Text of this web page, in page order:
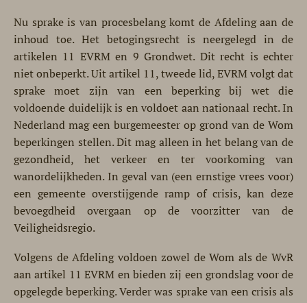
Nu sprake is van procesbelang komt de Afdeling aan de
inhoud toe. Het betogingsrecht is neergelegd in de
artikelen 11 EVRM en 9 Grondwet. Dit recht is echter
niet onbeperkt. Uit artikel 11, tweede lid, EVRM volgt dat
sprake moet zijn van een beperking bij wet die
voldoende duidelijk is en voldoet aan nationaal recht. In
Nederland mag een burgemeester op grond van de Wom
beperkingen stellen. Dit mag alleen in het belang van de
gezondheid, het verkeer en ter voorkoming van
wanordelijkheden. In geval van (een ernstige vrees voor)
een gemeente overstijgende ramp of crisis, kan deze
bevoegdheid overgaan op de voorzitter van de
Veiligheidsregio.
Volgens de Afdeling voldoen zowel de Wom als de WvR
aan artikel 11 EVRM en bieden zij een grondslag voor de
opgelegde beperking. Verder was sprake van een crisis als